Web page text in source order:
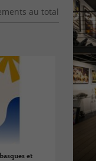
au total
et